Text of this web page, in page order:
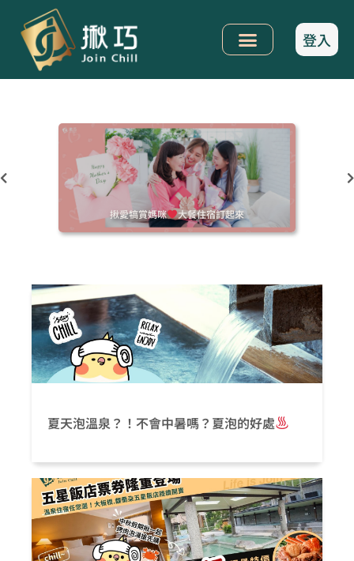
登入
揪愛犒賞媽咪 大餐住宿訂起來
夏天泡溫泉？！不會中暑嗎？夏泡的好處